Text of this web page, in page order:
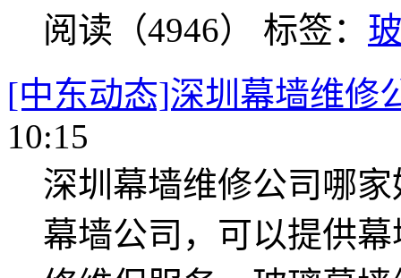
阅读（4946） 标签：
[中东动态]深圳幕墙维修
10:15
深圳幕墙维修公司哪
幕墙公司，可以提供